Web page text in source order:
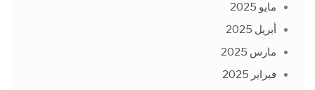
مايو 2025
أبريل 2025
مارس 2025
فبراير 2025